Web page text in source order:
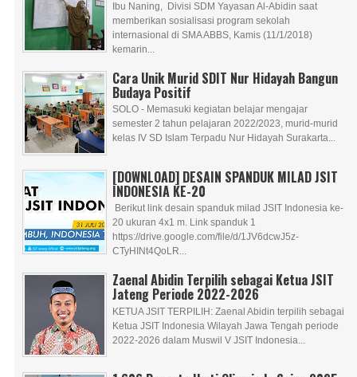
Ibu Naning, Divisi SDM Yayasan Al-Abidin saat
memberikan sosialisasi program sekolah
internasional di SMA ABBS, Kamis (11/1/2018)
kemarin...
Cara Unik Murid SDIT Nur Hidayah Bangun
Budaya Positif
SOLO - Memasuki kegiatan belajar mengajar
semester 2 tahun pelajaran 2022/2023, murid-murid
kelas IV SD Islam Terpadu Nur Hidayah Surakarta...
[DOWNLOAD] DESAIN SPANDUK MILAD JSIT
INDONESIA KE-20
Berikut link desain spanduk milad JSIT Indonesia ke-
20 ukuran 4x1 m. Link spanduk 1
https://drive.google.com/file/d/1JV6dcwJ5z-
CTyHINt4QoLR...
Zaenal Abidin Terpilih sebagai Ketua JSIT
Jateng Periode 2022-2026
KETUA JSIT TERPILIH: Zaenal Abidin terpilih sebagai
Ketua JSIT Indonesia Wilayah Jawa Tengah periode
2022-2026 dalam Muswil V JSIT Indonesia...